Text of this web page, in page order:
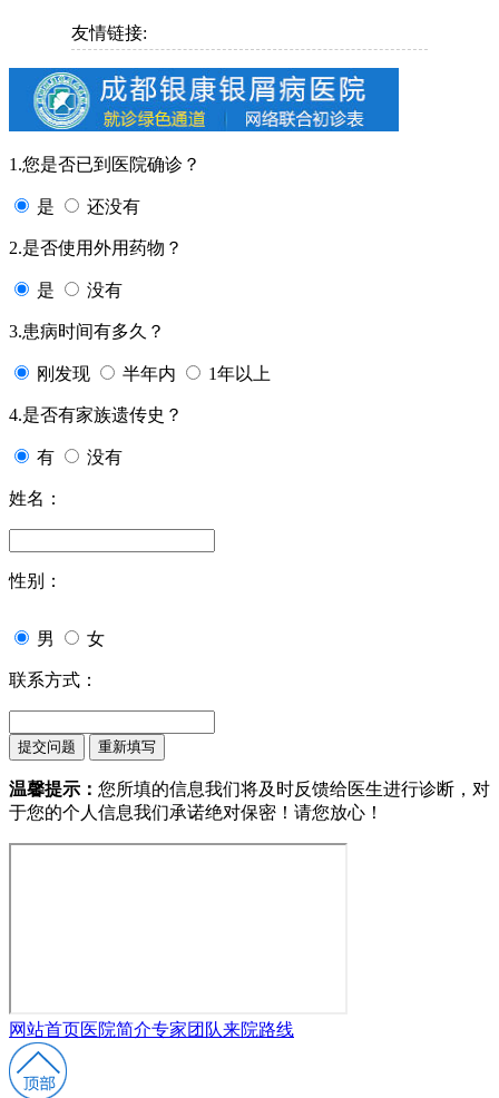
友情链接:
1.您是否已到医院确诊？
是 还没有
2.是否使用外用药物？
是 没有
3.患病时间有多久？
刚发现 半年内 1年以上
4.是否有家族遗传史？
有 没有
姓名：
性别：
男 女
联系方式：
温馨提示： 您所填的信息我们将及时反馈给医生进行诊断，对
于您的个人信息我们承诺绝对保密！请您放心！
网站首页医院简介专家团队来院路线